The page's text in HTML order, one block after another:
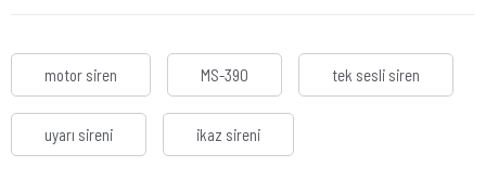
motor siren MS-390 tek sesli siren
uyarı sireni ikaz sireni